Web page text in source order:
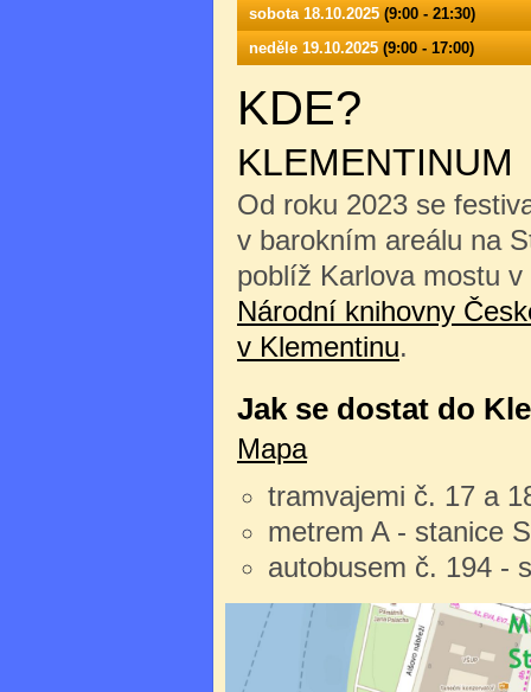
sobota 18.10.2025 (9:00 - 21:30)
neděle 19.10.2025 (9:00 - 17:00)
KDE?
KLEMENTINUM
Od roku 2023 se
v barokním areálu na
poblíž Karlova mostu
Národní knihovny
v Klementinu.
Jak se dostat do
Mapa
tramvajemi č. 17 a
metrem A - stanice
autobusem č. 194 -